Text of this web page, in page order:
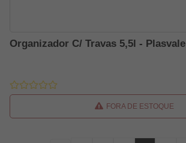
Organizador C/ Travas 5,5l - Plasvale
FORA DE ESTOQUE